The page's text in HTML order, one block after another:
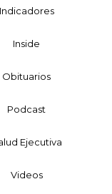
Indicadores
Inside
Obituarios
Podcast
Ejecutiva
Videos